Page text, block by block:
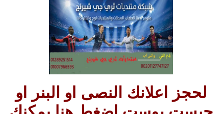
لحجز اعلانك النصى او البنر او